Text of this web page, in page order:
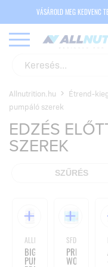
VÁSÁROLD MEG KEDVENC
Allnutrition.hu Étrend-
pumpáló szerek
EDZÉS
SZEREK
SZŰRÉS
ALLNUTRITION
BIG
PUMP
SFD NUTRITION
PRE
WORKOUT